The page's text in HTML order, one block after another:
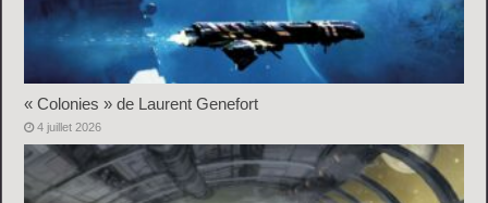
« Colonies » de Laurent Genefort
4 juillet 2026